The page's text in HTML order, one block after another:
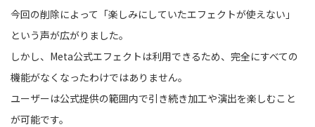
今回の削除によって「楽しみにしていたエフェクトが使えない」
という声が広がりました。
しかし、Meta公式エフェクトは利用できるため、完全にすべての
機能がなくなったわけではありません。
ユーザーは公式提供の範囲内で引き続き加工や演出を楽しむこと
が可能です。